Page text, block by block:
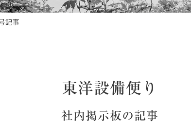
記事
東洋設備便り
社内掲示板の記事